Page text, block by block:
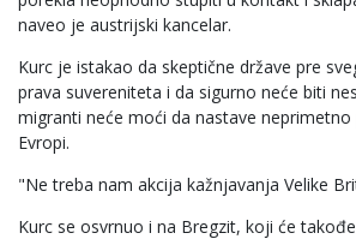
naveo je austrijski kancelar.
Kurc je istakao da skeptične države pre
prava suvereniteta i da sigurno neće biti
migranti neće moći da nastave
Evropi.
"Ne treba nam akcija kažnjavanja Velike
Kurc se osvrnuo i na Bregzit, koji će